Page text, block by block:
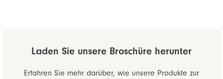
Laden Sie unsere Broschüre herunter
Erfahren Sie mehr darüber, wie unsere Produkte zur